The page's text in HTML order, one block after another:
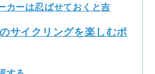
カーは忍ばせておくと吉
サイクリングを楽しむポ